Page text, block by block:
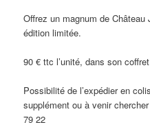
Offrez un magnum de
édition limitée.
90 € ttc l’unité, dans son
Possibilité de l’expédier en
supplément ou à venir
79 22